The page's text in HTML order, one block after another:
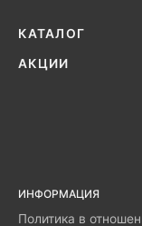
КАТАЛОГ
АКЦИИ
ИНФОРМАЦИЯ
Политика в